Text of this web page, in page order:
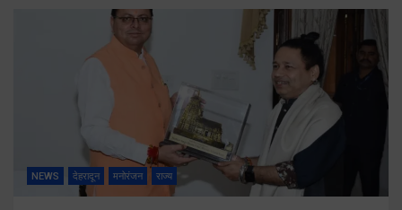
NEWS देहरादून मनोरंजन राज्य